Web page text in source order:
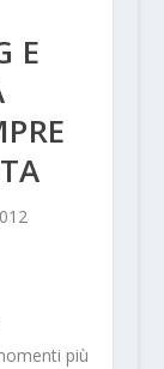
E
più